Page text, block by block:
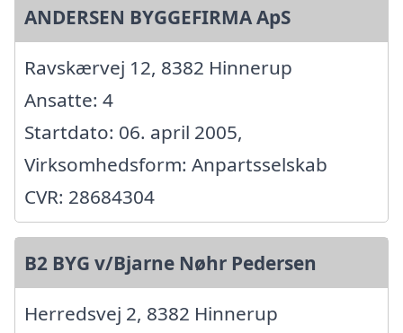
ANDERSEN BYGGEFIRMA ApS
Ravskærvej 12, 8382 Hinnerup
Ansatte: 4
Startdato: 06. april 2005,
Virksomhedsform: Anpartsselskab
CVR: 28684304
B2 BYG v/Bjarne Nøhr Pedersen
Herredsvej 2, 8382 Hinnerup